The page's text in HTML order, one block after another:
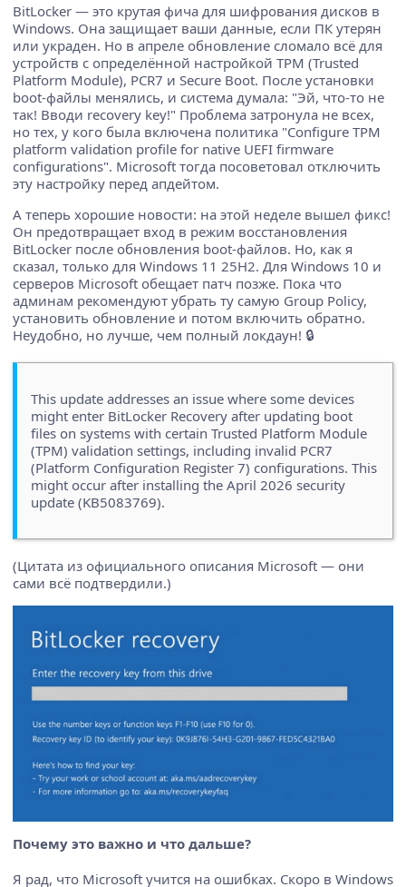
BitLocker — это крутая фича для шифрования дисков в
Windows. Она защищает ваши данные, если ПК утерян
или украден. Но в апреле обновление сломало всё для
устройств с определённой настройкой TPM (Trusted
Platform Module), PCR7 и Secure Boot. После установки
boot-файлы менялись, и система думала: "Эй, что-то не
так! Вводи recovery key!" Проблема затронула не всех,
но тех, у кого была включена политика "Configure TPM
platform validation profile for native UEFI firmware
configurations". Microsoft тогда посоветовал отключить
эту настройку перед апдейтом.
А теперь хорошие новости: на этой неделе вышел фикс!
Он предотвращает вход в режим восстановления
BitLocker после обновления boot-файлов. Но, как я
сказал, только для Windows 11 25H2. Для Windows 10 и
серверов Microsoft обещает патч позже. Пока что
админам рекомендуют убрать ту самую Group Policy,
установить обновление и потом включить обратно.
Неудобно, но лучше, чем полный локдаун! 🔒
This update addresses an issue where some devices
might enter BitLocker Recovery after updating boot
files on systems with certain Trusted Platform Module
(TPM) validation settings, including invalid PCR7
(Platform Configuration Register 7) configurations. This
might occur after installing the April 2026 security
update (KB5083769).
(Цитата из официального описания Microsoft — они
сами всё подтвердили.)
Почему это важно и что дальше?
Я рад, что Microsoft учится на ошибках. Скоро в Windows